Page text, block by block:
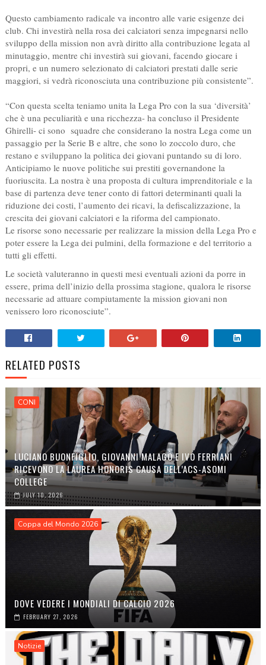
Questo cambiamento radicale va incontro alle varie esigenze dei
club. Chi investirà nella rosa dei calciatori senza impegnarsi nello
sviluppo della mission non avrà diritto alla contribuzione legata al
minutaggio, mentre chi investirà sui giovani, facendo giocare i
propri, e un numero selezionato di calciatori prestati dalle serie
maggiori, si vedrà riconosciuta una contribuzione più consistente”.
“Con questa scelta teniamo unita la Lega Pro con la sua ‘diversità’
che è una peculiarità e una ricchezza- ha concluso il Presidente
Ghirelli- ci sono squadre che considerano la nostra Lega come un
passaggio per la Serie B e altre, che sono lo zoccolo duro, che
restano e sviluppano la politica dei giovani puntando su di loro.
Anticipiamo le nuove politiche sui prestiti governandone la
fuoriuscita. La nostra è una proposta di cultura imprenditoriale e la
base di partenza deve tener conto di fattori determinanti quali la
riduzione dei costi, l’aumento dei ricavi, la defiscalizzazione, la
crescita dei giovani calciatori e la riforma del campionato.
Le risorse sono necessarie per realizzare la mission della Lega Pro e
poter essere la Lega dei pulmini, della formazione e del territorio a
tutti gli effetti.
Le società valuteranno in questi mesi eventuali azioni da porre in
essere, prima dell’inizio della prossima stagione, qualora le risorse
necessarie ad attuare compiutamente la mission giovani non
venissero loro riconosciute”.
RELATED POSTS
CONI
LUCIANO BUONFIGLIO, GIOVANNI MALAGÒ E IVO FERRIANI
RICEVONO LA LAUREA HONORIS CAUSA DELL’ACS-ASOMI
COLLEGE
JULY 10, 2026
Coppa del Mondo 2026
DOVE VEDERE I MONDIALI DI CALCIO 2026
FEBRUARY 27, 2026
Notizie